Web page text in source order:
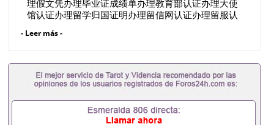
理假文凭办理毕业证成绩单办理教育部认证办理大使
馆认证办理留学归国证明办理留信网认证办理留服认
证书办理美国文凭办理澳洲文凭办理英国文凭办理加
证+成绩单+留学回国人员证明+教育部认证,录取通知
书，雅思。（全套留学回国必备证明材料，给父母及
亲朋好友一份完美交代）； 2、雅思、托福，
校、转学，甚至是申请工签都可以用到）。 注：上述
材料，随时都可以安排办理，毕业证成绩单，学校，
- Leer más -